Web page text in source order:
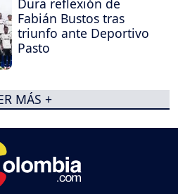
Dura reflexión de
Fabián Bustos tras
triunfo ante Deportivo
Pasto
MÁS +